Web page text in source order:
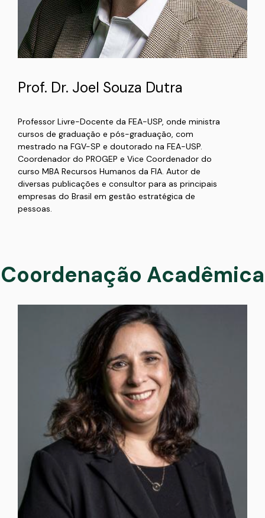
Prof. Dr. Joel Souza Dutra
Professor Livre-Docente da FEA-USP, onde ministra
cursos de graduação e pós-graduação, com
mestrado na FGV-SP e doutorado na FEA-USP.
Coordenador do PROGEP e Vice Coordenador do
curso MBA Recursos Humanos da FIA. Autor de
diversas publicações e consultor para as principais
empresas do Brasil em gestão estratégica de
pessoas.
Coordenação Acadêmica